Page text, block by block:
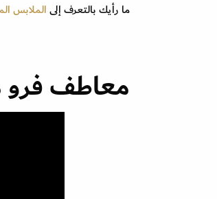
ما رأيك بالتعرف إلىالملابس
معاطف